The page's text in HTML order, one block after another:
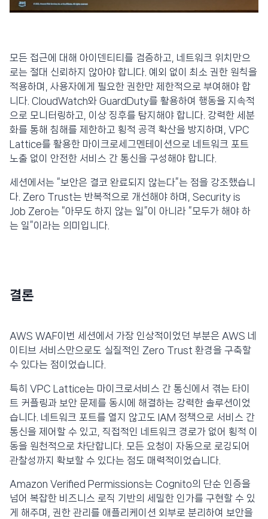
모든 접근에 대해 아이덴티티를 검증하고, 네트워크 위치만으
로는 절대 신뢰하지 않아야 합니다. 예외 없이 최소 권한 원칙을
적용하며, 사용자에게 필요한 권한만 제한적으로 부여해야 합
니다. CloudWatch와 GuardDuty를 활용하여 행동을 지속적
으로 모니터링하고, 이상 징후를 탐지해야 합니다. 강력한 세분
화를 통해 침해를 제한하고 횡적 공격 확산을 방지하며, VPC
Lattice를 활용한 마이크로세그멘테이션으로 네트워크 포트
노출 없이 안전한 서비스 간 통신을 구성해야 합니다.
세션에서는 “보안은 결코 완료되지 않는다”는 점을 강조했습니
다. Zero Trust는 반복적으로 개선해야 하며, Security is
Job Zero는 “아무도 하지 않는 일”이 아니라 “모두가 해야 하
는 일”이라는 의미입니다.
결론
AWS WAF이번 세션에서 가장 인상적이었던 부분은 AWS 네
이티브 서비스만으로도 실질적인 Zero Trust 환경을 구축할
수 있다는 점이었습니다.
특히 VPC Lattice는 마이크로서비스 간 통신에서 겪는 타이
트 커플링과 보안 문제를 동시에 해결하는 강력한 솔루션이었
습니다. 네트워크 포트를 열지 않고도 IAM 정책으로 서비스 간
통신을 제어할 수 있고, 직접적인 네트워크 경로가 없어 횡적 이
동을 원천적으로 차단합니다. 모든 요청이 자동으로 로깅되어
관찰성까지 확보할 수 있다는 점도 매력적이었습니다.
Amazon Verified Permissions는 Cognito의 단순 인증을
넘어 복잡한 비즈니스 로직 기반의 세밀한 인가를 구현할 수 있
게 해주며, 권한 관리를 애플리케이션 외부로 분리하여 보안을